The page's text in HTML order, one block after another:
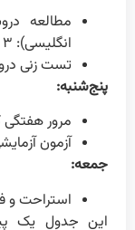
مطالعه
انگلیسی): ۳ ساعت
تست زنی دروس
پنج‌شنبه:
مرور هفتگی
آزمون آزمایشی
جمعه:
استراحت و
این جدول یک